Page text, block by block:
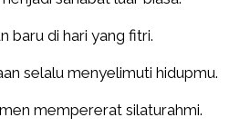
baru di hari yang fitri.
selalu menyelimuti hidupmu.
mempererat silaturahmi.